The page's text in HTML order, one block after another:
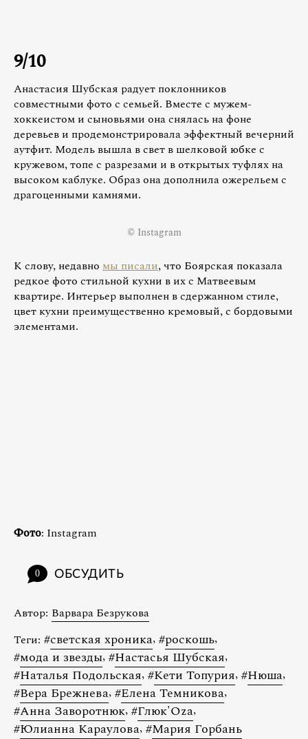
9/10
Анастасия Шубская радует поклонников
совместными фото с семьей. Вместе с мужем-
хоккеистом и сыновьями она снялась на фоне
деревьев и продемонстрировала эффектный вечерний
аутфит. Модель вышла в свет в шелковой юбке с
кружевом, топе с разрезами и в открытых туфлях на
высоком каблуке. Образ она дополнила ожерельем с
драгоценными камнями.
© Instagram
К слову, недавно мы писали, что Боярская показала
редкое фото стильной кухни в их с Матвеевым
квартире. Интерьер выполнен в сдержанном стиле,
цвет кухни преимущественно кремовый, с бордовыми
элементами.
Фото: Instagram
0 ОБСУДИТЬ
Автор: Варвара Безрукова
Теги: #светская хроника, #роскошь,
#мода и звезды, #Настасья Шубская,
#Наталья Подольская, #Кети Топурия, #Нюша,
#Вера Брежнева, #Елена Темникова,
#Анна Заворотнюк, #Глюк'Ozа,
#Юлианна Караулова, #Мария Горбань